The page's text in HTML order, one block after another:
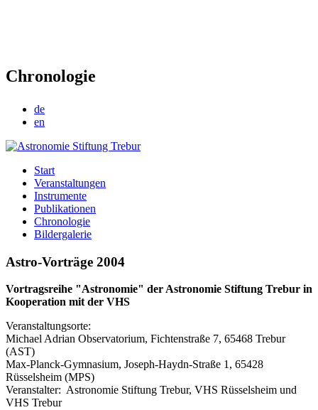
Chronologie
de
en
Start
Veranstaltungen
Instrumente
Publikationen
Chronologie
Bildergalerie
Astro-Vorträge 2004
Vortragsreihe "Astronomie" der Astronomie Stiftung Trebur in
Kooperation mit der VHS
Veranstaltungsorte:
Michael Adrian Observatorium, Fichtenstraße 7, 65468 Trebur
(AST)
Max-Planck-Gymnasium, Joseph-Haydn-Straße 1, 65428
Rüsselsheim (MPS)
Veranstalter: Astronomie Stiftung Trebur, VHS Rüsselsheim und
VHS Trebur